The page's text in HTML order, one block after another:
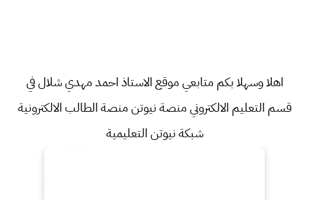
اهلا وسهلا بكم متابعي موقع الاستاذ احمد مهدي شلال في
قسم التعليم الالكتروني منصة نيوتن منصة الطالب الالكترونية
شبكة نيوتن التعليمية